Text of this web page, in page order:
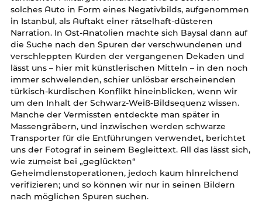
solches Auto in Form eines Negativbilds, aufgenommen
in Istanbul, als Auftakt einer rätselhaft-düsteren
Narration. In Ost-Anatolien machte sich Baysal dann auf
die Suche nach den Spuren der verschwundenen und
verschleppten Kurden der vergangenen Dekaden und
lässt uns – hier mit künstlerischen Mitteln – in den noch
immer schwelenden, schier unlösbar erscheinenden
türkisch-kurdischen Konflikt hineinblicken, wenn wir
um den Inhalt der Schwarz-Weiß-Bildsequenz wissen.
Manche der Vermissten entdeckte man später in
Massengräbern, und inzwischen werden schwarze
Transporter für die Entführungen verwendet, berichtet
uns der Fotograf in seinem Begleittext. All das lässt sich,
wie zumeist bei „geglückten“
Geheimdienstoperationen, jedoch kaum hinreichend
verifizieren; und so können wir nur in seinen Bildern
nach möglichen Spuren suchen.